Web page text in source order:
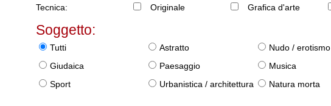
Tecnica: Originale Grafica d'arte
Soggetto:
Tutti Astratto Nudo / erotismo
Giudaica
Paesaggio Musica
Sport
Urbanistica / architettura Natura morta